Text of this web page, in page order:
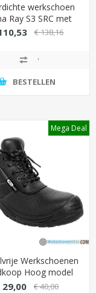
werkschoen
Ray S3 SRC met
overneus
€ 138,16
BESTELLEN
Mega Deal
Werkschoenen
Hoog model
S3S - PAX
29,00 € 40,00